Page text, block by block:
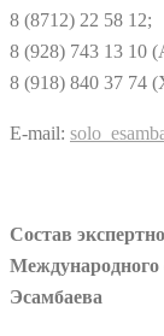
8 (8712) 22 58 12;
8 (928) 743 13 10
8 (918) 840 37 74
E-mail:
Состав
Международного
Эсамбаева